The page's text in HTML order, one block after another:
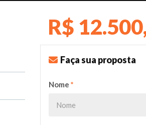
R$
Faça sua proposta
Nome *